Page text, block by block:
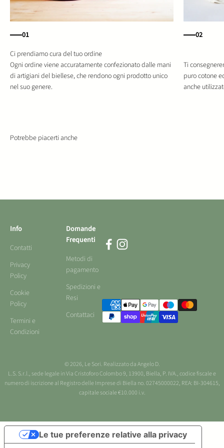
01
Ogni ordine viene accuratamente confezionato dalle mani
di artigiani del biellese, che rendono ogni prodotto unico
nel suo genere.
02
Ti
puro cotone
anche
Info
Contatti
Privacy
Policy
Cookie
Policy
Termini e
Condizioni
Domande
Frequenti
Metodi di
pagamento
Spedizioni e
Resi
Contattaci
© 2026, Le Sori. Realizzato da Angelo D.
L.S. S.r.l., sede legale in Via Cristoforo Colombo 9, 13900, Biella, P. IVA., codice fiscale e
numero di iscrizione al Registro delle Imprese di Biella no. 02745000022, REA: BI-304615,
capitale sociale €10.000 i.v.
Le tue preferenze relative alla privacy